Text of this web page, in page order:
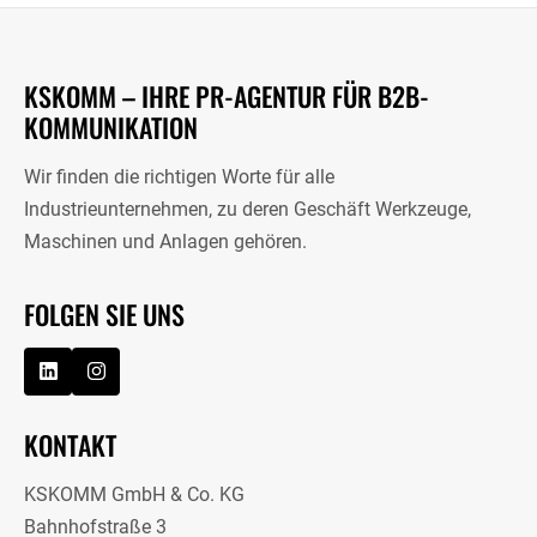
KSKOMM – IHRE PR-AGENTUR FÜR B2B-
KOMMUNIKATION
Wir finden die richtigen Worte für alle
Industrieunternehmen, zu deren Geschäft Werkzeuge,
Maschinen und Anlagen gehören.
FOLGEN SIE UNS
KONTAKT
KSKOMM GmbH & Co. KG
Bahnhofstraße 3